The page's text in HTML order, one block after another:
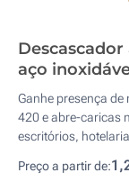
aço
Ganhe presença
420 e abre-caricas
escritórios,
Preço a partir de: